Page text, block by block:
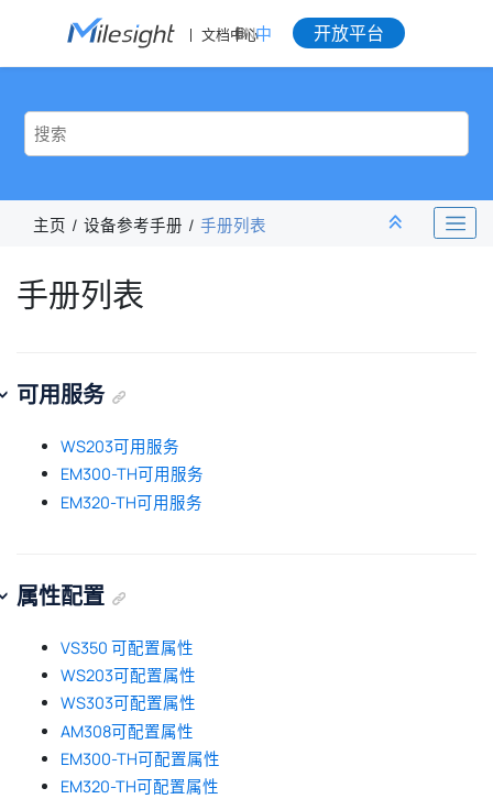
文档中心
EN中 开放平台
主页 设备参考手册 手册列表
手册列表
可用服务
WS203可用服务
EM300-TH可用服务
EM320-TH可用服务
属性配置
VS350 可配置属性
WS203可配置属性
WS303可配置属性
AM308可配置属性
EM300-TH可配置属性
EM320-TH可配置属性